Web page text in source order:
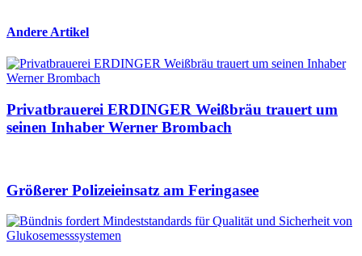
Andere Artikel
Privatbrauerei ERDINGER Weißbräu trauert um
seinen Inhaber Werner Brombach
Größerer Polizeieinsatz am Feringasee